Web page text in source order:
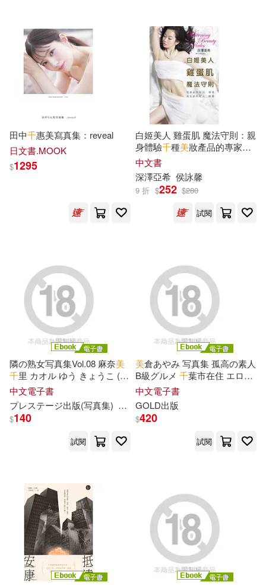
田中千惠美寫真集：reveal
日文書.MOOK
$1295
白姬美人 雞蛋肌 魔法守則：親
身體驗千種美妝產品的專家分
享最真實美白肌心得
中文書
深澤亞希 侯詠馨
9 折 $252 $280
試閱
隣の熟女写真集Vol.08 麻奈美
千里 カオル ゆう きょうこ (電
子書)
中文電子書
プレステージ出版(写真集) 隣の熟女写真集
$140
試閱
美倉あやみ 写真集 孤高の素人
B級グルメ 千葉市在住 エロ白
姉さん×B級グルメ (電子書)
中文電子書
GOLD出版
$420
試閱